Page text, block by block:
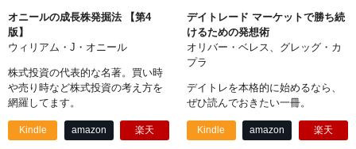
オニールの成長株発掘法 【第4
版】
ウィリアム・J・オニール
株式投資の代表的な名著。買い時
や売り時など株式投資の考え方を
網羅してます。
Kindle amazon 楽天
デイトレード マーケットで勝ち続
けるための発想術
オリバー・ベレス、グレッグ・カ
プラ
デイトレを本格的に始めるなら、
ぜひ読んでおきたい一冊。
Kindle amazon 楽天